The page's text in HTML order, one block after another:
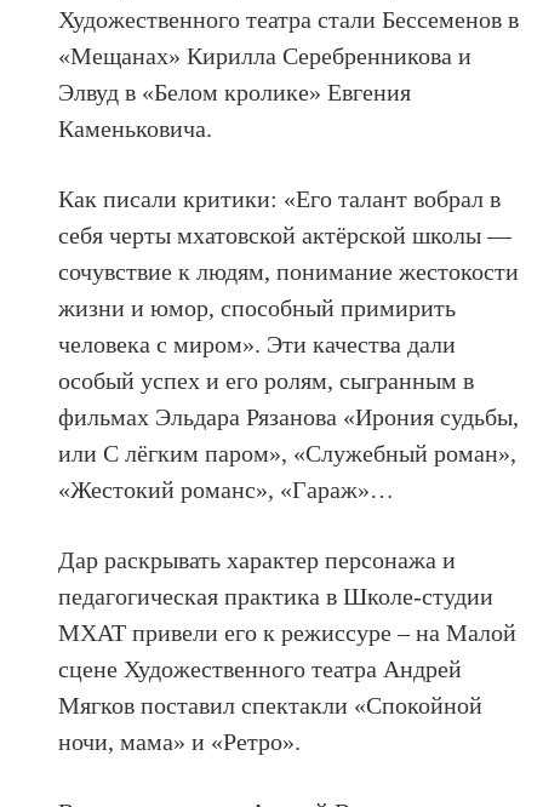
Художественного театра стали Бессеменов в
«Мещанах» Кирилла Серебренникова и
Элвуд в «Белом кролике» Евгения
Каменьковича.
Как писали критики: «Его талант вобрал в
себя черты мхатовской актёрской школы —
сочувствие к людям, понимание жестокости
жизни и юмор, способный примирить
человека с миром». Эти качества дали
особый успех и его ролям, сыгранным в
фильмах Эльдара Рязанова «Ирония судьбы,
или С лёгким паром», «Служебный роман»,
«Жестокий романс», «Гараж»…
Дар раскрывать характер персонажа и
педагогическая практика в Школе-студии
МХАТ привели его к режиссуре – на Малой
сцене Художественного театра Андрей
Мягков поставил спектакли «Спокойной
ночи, мама» и «Ретро».